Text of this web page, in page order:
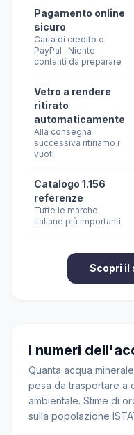
Pagamento online
sicuro
Carta di credito o
PayPal · Niente
contanti da preparare
Vetro a rendere
ritirato
automaticamente
Alla consegna
successiva ritiriamo i
vuoti
Catalogo 1.156
referenze
Tutte le marche
italiane più importanti
Scopri il
I numeri
Quanta acqua
pesa da trasportare a
ambientale. Stime di
sulla popolazione